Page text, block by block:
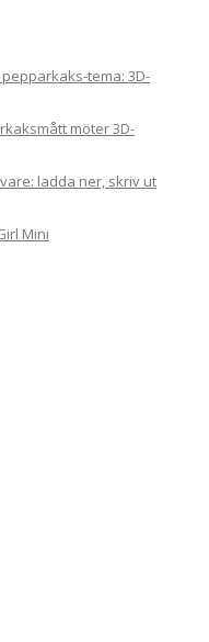
pepparkaks-tema: 3D-
möter 3D-
ladda ner, skriv ut
Mini